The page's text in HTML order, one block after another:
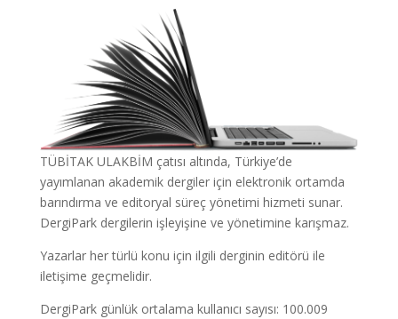
TÜBİTAK ULAKBİM çatısı altında, Türkiye’de
yayımlanan akademik dergiler için elektronik ortamda
barındırma ve editoryal süreç yönetimi hizmeti sunar.
DergiPark dergilerin işleyişine ve yönetimine karışmaz.
Yazarlar her türlü konu için ilgili derginin editörü ile
iletişime geçmelidir.
DergiPark günlük ortalama kullanıcı sayısı: 100.009